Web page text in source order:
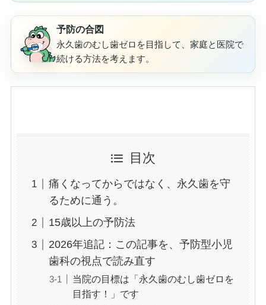
予防の合図
永久歯のむし歯ゼロを目指して、家庭と医院で
続ける方法を考えます。
目次
痛くなってからではなく、永久歯を守
るために通う。
15歳以上の予防法
2026年追記：この記事を、予防型小児
歯科の視点で読み直す
当院の目標は「永久歯のむし歯ゼロを
目指す！」です